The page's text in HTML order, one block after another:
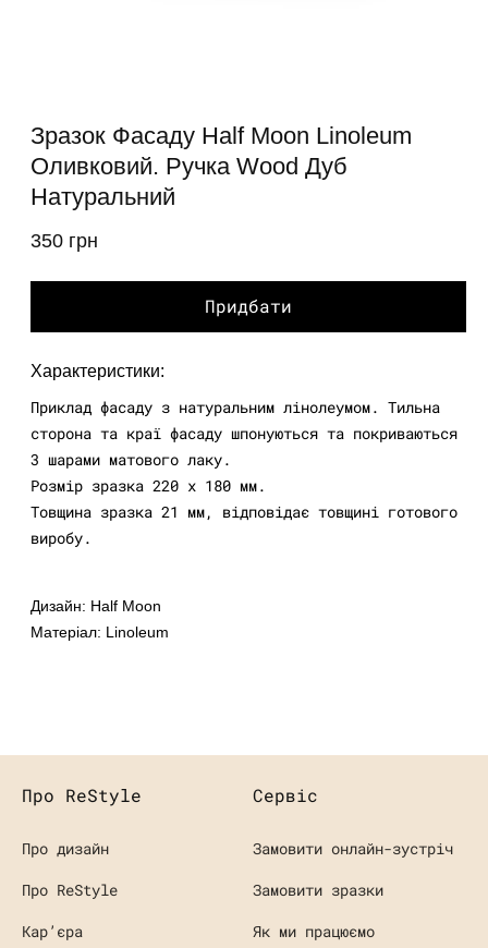
медіа
1
у
вікні
Зразок Фасаду Half Moon Linoleum
Оливковий. Ручка Wood Дуб
Натуральний
звичайна
350 грн
Придбати
Характеристики:
Приклад фасаду з натуральним лінолеумом. Тильна
сторона та краї фасаду шпонуються та покриваються
3 шарами матового лаку.
Розмір зразка 220 х 180 мм.
Товщина зразка 21 мм, відповідає товщині готового
виробу.
Дизайн: Half Moon
Матеріал: Linoleum
Про ReStyle
Про дизайн
Про ReStyle
Кaр’єра
Сервіс
Замовити онлайн-зустріч
Замовити зразки
Як ми працюємо